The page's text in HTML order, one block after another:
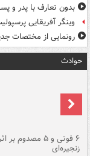
بدون تعارف با پدر و
وینگر آفریقایی
رونمایی از مختصات
حوادث
۶ فوتی و ۵ مصدوم
زنجیره‌ای